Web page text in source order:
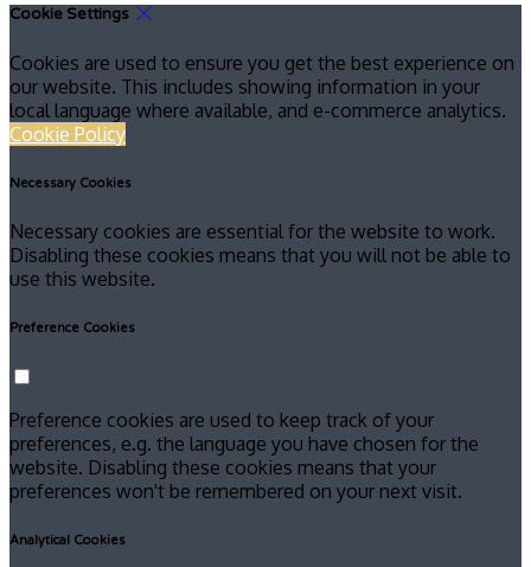
Cookie Settings
Cookies are used to ensure you get the best experience on
our website. This includes showing information in your
local language where available, and e-commerce analytics.
Cookie Policy
Necessary Cookies
Necessary cookies are essential for the website to work.
Disabling these cookies means that you will not be able to
use this website.
Preference Cookies
Preference cookies are used to keep track of your
preferences, e.g. the language you have chosen for the
website. Disabling these cookies means that your
preferences won't be remembered on your next visit.
Analytical Cookies